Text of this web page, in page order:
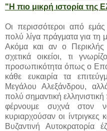
"Η πιο μικρή ιστορία της
Οι περισσότεροι από εμάς
πολύ λίγα πράγματα για τη
Ακόμα και αν ο
σχετικά οικείοι, τι
προσωπικότητα όπως ο
κάθε ευκαιρία τα
Μεγάλου Αλεξάνδρου,
πολύ σημαντική
φέρνουμε συχνά στον
κυριαρχούσαν οι
Βυζαντινή